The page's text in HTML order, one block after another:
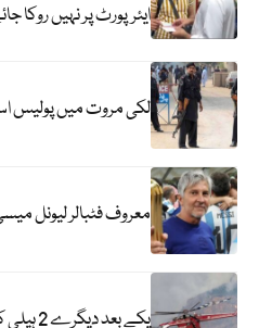
ایئرپورٹ پر نہیں روکا
لکی مروت میں پولیس
معروف فٹبالر لیونل
یکے بعد دیگرے 2 ہیلی کاپٹر گر کر تباہ؛ متعدد ہلاکتیں